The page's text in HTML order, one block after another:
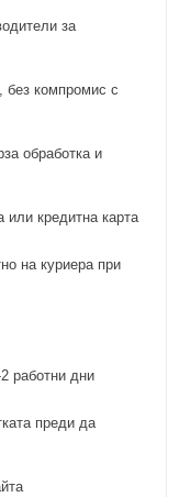
за
без компромис с
обработка и
или кредитна карта
на куриера при
работни дни
преди да